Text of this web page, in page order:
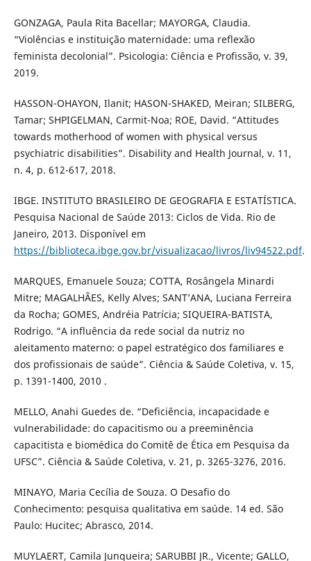
GONZAGA, Paula Rita Bacellar; MAYORGA, Claudia.
“Violências e instituição maternidade: uma reflexão
feminista decolonial”. Psicologia: Ciência e Profissão, v. 39,
2019.
HASSON-OHAYON, Ilanit; HASON-SHAKED, Meiran; SILBERG,
Tamar; SHPIGELMAN, Carmit-Noa; ROE, David. “Attitudes
towards motherhood of women with physical versus
psychiatric disabilities”. Disability and Health Journal, v. 11,
n. 4, p. 612-617, 2018.
IBGE. INSTITUTO BRASILEIRO DE GEOGRAFIA E ESTATÍSTICA.
Pesquisa Nacional de Saúde 2013: Ciclos de Vida. Rio de
Janeiro, 2013. Disponível em
https://biblioteca.ibge.gov.br/visualizacao/livros/liv94522.pdf.
MARQUES, Emanuele Souza; COTTA, Rosângela Minardi
Mitre; MAGALHÃES, Kelly Alves; SANT’ANA, Luciana Ferreira
da Rocha; GOMES, Andréia Patrícia; SIQUEIRA-BATISTA,
Rodrigo. “A influência da rede social da nutriz no
aleitamento materno: o papel estratégico dos familiares e
dos profissionais de saúde”. Ciência & Saúde Coletiva, v. 15,
p. 1391-1400, 2010 .
MELLO, Anahi Guedes de. “Deficiência, incapacidade e
vulnerabilidade: do capacitismo ou a preeminência
capacitista e biomédica do Comitê de Ética em Pesquisa da
UFSC”. Ciência & Saúde Coletiva, v. 21, p. 3265-3276, 2016.
MINAYO, Maria Cecília de Souza. O Desafio do
Conhecimento: pesquisa qualitativa em saúde. 14 ed. São
Paulo: Hucitec; Abrasco, 2014.
MUYLAERT, Camila Junqueira; SARUBBI JR., Vicente; GALLO,